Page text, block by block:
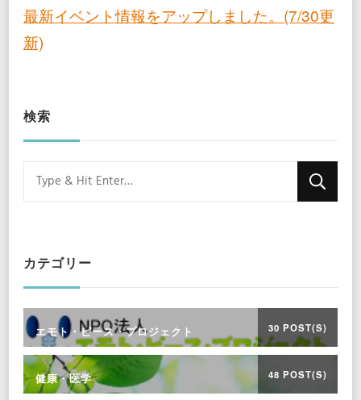
最新イベント情報をアップしました。(7/30更
新)
検索
Looking
for
カテゴリー
エモト・ピース・プロジェクト 30 POST(S)
健康・医学 48 POST(S)